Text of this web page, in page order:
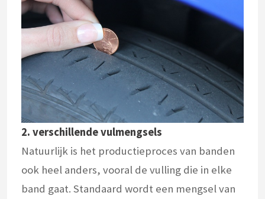
2. verschillende vulmengsels
Natuurlijk is het productieproces van banden
ook heel anders, vooral de vulling die in elke
band gaat. Standaard wordt een mengsel van